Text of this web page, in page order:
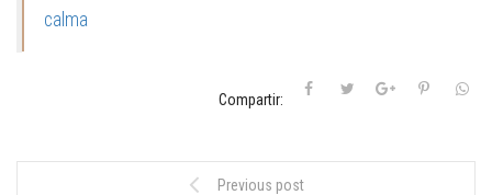
calma
Compartir:
Previous post